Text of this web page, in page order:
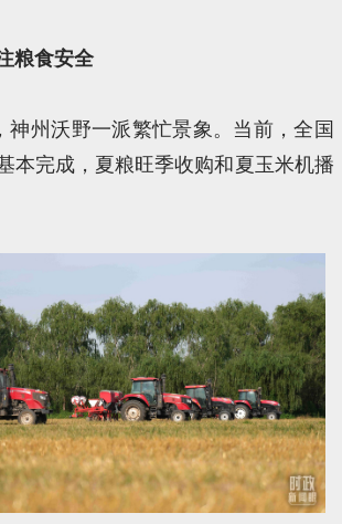
粮食安全
神州沃野一派繁忙景象。当前，全国
本完成，夏粮旺季收购和夏玉米机播